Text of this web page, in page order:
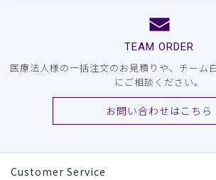
TEAM ORDER
医療法人様の一括注文のお見積りや、チーム
にご相談ください。
お問い合わせはこちら
Customer Service